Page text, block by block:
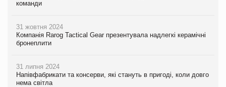
команди
31 жовтня 2024
Компанія Rarog Tactical Gear презентувала надлегкі керамічні
бронеплити
31 липня 2024
Напівфабрикати та консерви, які стануть в пригоді, коли довго
нема світла